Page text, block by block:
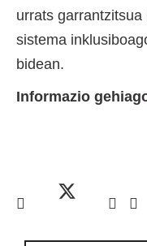
urrats
sistema
bidean.
Informazio